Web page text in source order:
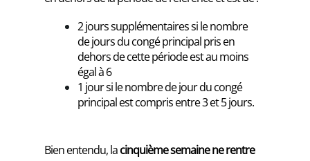
2 jours supplémentaires si le nombre
de jours du congé principal pris en
dehors de cette période est au moins
égal à 6
1 jour si le nombre de jour du congé
principal est compris entre 3 et 5 jours.
Bien entendu, lacinquième semaine ne rentre